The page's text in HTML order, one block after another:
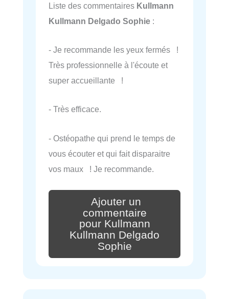
Liste des commentaires Kullmann
Kullmann Delgado Sophie :
- Je recommande les yeux fermés !
Très professionnelle à l'écoute et
super accueillante !
- Très efficace.
- Ostéopathe qui prend le temps de
vous écouter et qui fait disparaitre
vos maux ! Je recommande.
Ajouter un
commentaire
pour Kullmann
Kullmann Delgado
Sophie